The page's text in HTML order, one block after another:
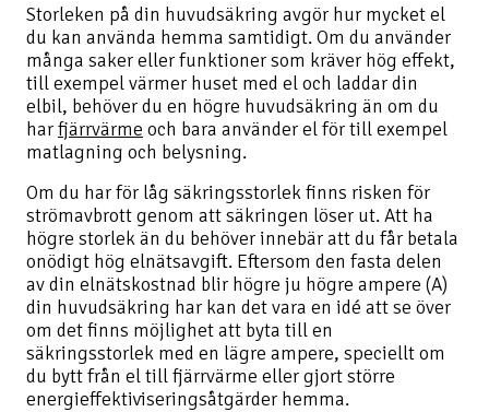
Storleken på din huvudsäkring avgör hur mycket el
du kan använda hemma samtidigt. Om du använder
många saker eller funktioner som kräver hög effekt,
till exempel värmer huset med el och laddar din
elbil, behöver du en högre huvudsäkring än om du
harfjärrvärme och bara använder el för till exempel
matlagning och belysning.
Om du har för låg säkringsstorlek finns risken för
strömavbrott genom att säkringen löser ut. Att ha
högre storlek än du behöver innebär att du får betala
onödigt hög elnätsavgift. Eftersom den fasta delen
av din elnätskostnad blir högre ju högre ampere (A)
din huvudsäkring har kan det vara en idé att se över
om det finns möjlighet att byta till en
säkringsstorlek med en lägre ampere, speciellt om
du bytt från el till fjärrvärme eller gjort större
energieffektiviseringsåtgärder hemma.